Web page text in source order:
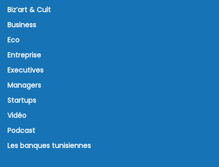
Biz’art & Cult
Business
Eco
Entreprise
Executives
Managers
Startups
Vidéo
Podcast
Les banques tunisiennes